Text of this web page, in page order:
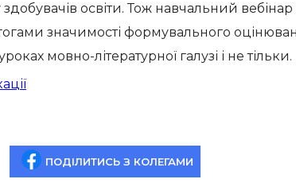
освіти. Тож навчальний вебінар
значимості формувального
мовно-літературної галузі і не тільки.
ПОДІЛИТИСЬ З КОЛЕГАМИ